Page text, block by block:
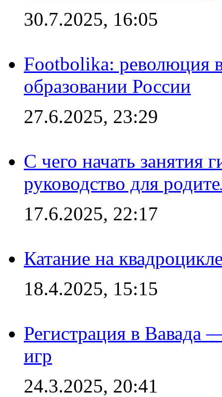
30.7.2025, 16:05
Footbolika: революция
образовании России
27.6.2025, 23:29
С чего начать занятия
руководство для
17.6.2025, 22:17
Катание на
18.4.2025, 15:15
Регистрация в Вавада
игр
24.3.2025, 20:41